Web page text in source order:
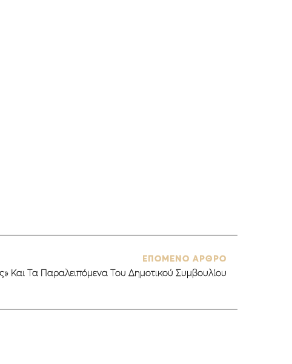
ΕΠΟΜΕΝΟ ΑΡΘΡΟ
Και Τα Παραλειπόμενα Του Δημοτικού Συμβουλίου